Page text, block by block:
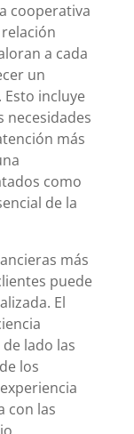
cooperativa
a cada
un
incluye
necesidades
más
como
de la
más
puede
El
lado las
los
con las